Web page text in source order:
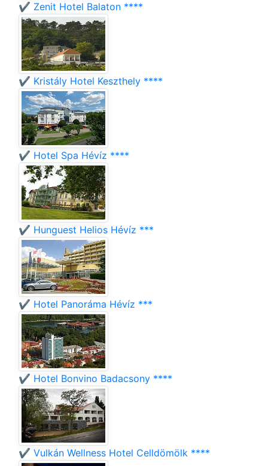
✔️ Zenit Hotel Balaton ****
✔️ Kristály Hotel Keszthely ****
✔️ Hotel Spa Hévíz ****
✔️ Hunguest Helios Hévíz ***
✔️ Hotel Panoráma Hévíz ***
✔️ Hotel Bonvino Badacsony ****
✔️ Vulkán Wellness Hotel Celldömölk ****